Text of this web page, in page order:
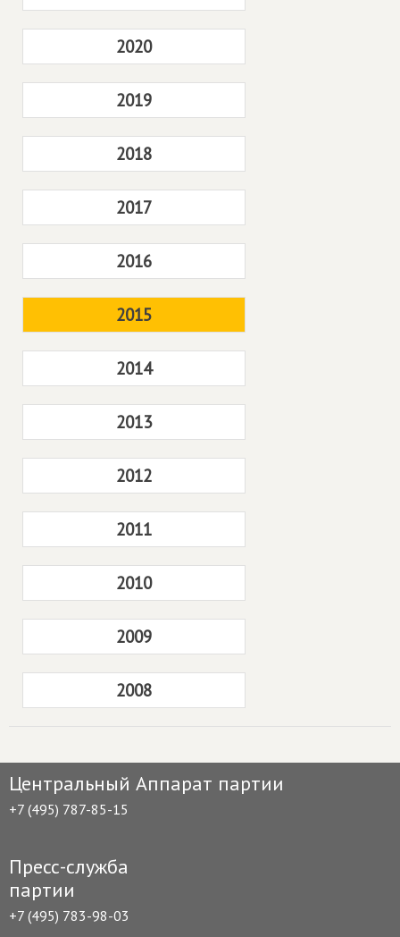
2020
2019
2018
2017
2016
2015
2014
2013
2012
2011
2010
2009
2008
Центральный Аппарат партии
+7 (495) 787-85-15
Пресс-служба
партии
+7 (495) 783-98-03